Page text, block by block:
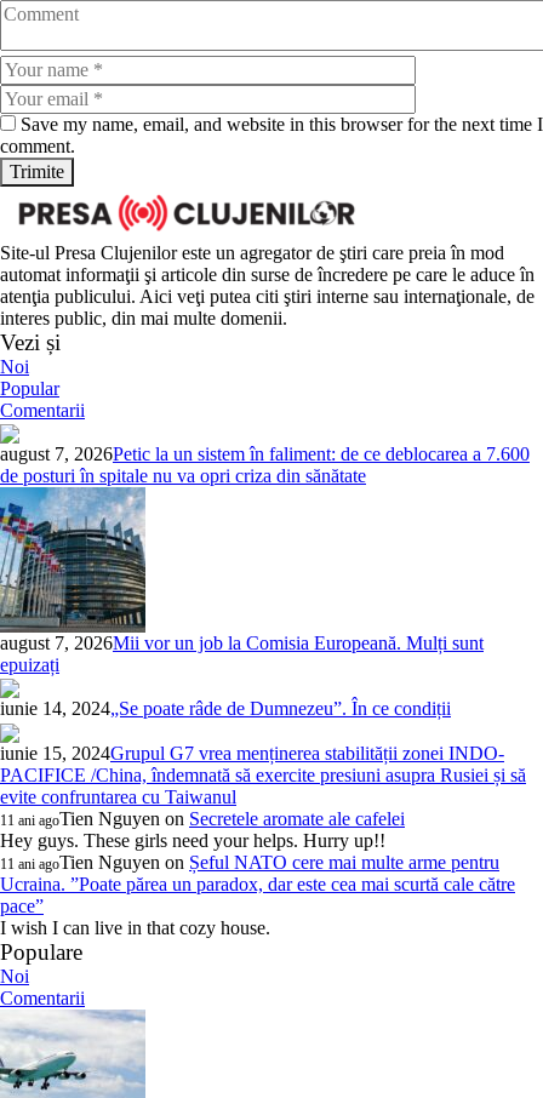
Save my name, email, and website in this browser for the next time I
comment.
Site-ul Presa Clujenilor este un agregator de ştiri care preia în mod
automat informaţii şi articole din surse de încredere pe care le aduce în
atenţia publicului. Aici veţi putea citi ştiri interne sau internaţionale, de
interes public, din mai multe domenii.
Vezi și
Noi
Popular
Comentarii
august 7, 2026Petic la un sistem în faliment: de ce deblocarea a 7.600
de posturi în spitale nu va opri criza din sănătate
august 7, 2026Mii vor un job la Comisia Europeană. Mulți sunt
epuizați
iunie 14, 2024„Se poate râde de Dumnezeu”. În ce condiții
iunie 15, 2024Grupul G7 vrea menținerea stabilității zonei INDO-
PACIFICE /China, îndemnată să exercite presiuni asupra Rusiei și să
evite confruntarea cu Taiwanul
11 ani agoTien Nguyen on Secretele aromate ale cafelei
Hey guys. These girls need your helps. Hurry up!!
11 ani agoTien Nguyen on Șeful NATO cere mai multe arme pentru
Ucraina. ”Poate părea un paradox, dar este cea mai scurtă cale către
pace”
I wish I can live in that cozy house.
Populare
Noi
Comentarii